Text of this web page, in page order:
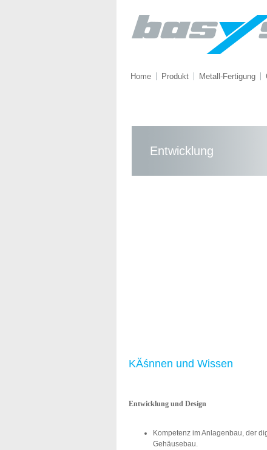
Home Produkt Metall-Fertigung
Entwicklung
KĂśnnen und Wissen
Entwicklung und Design
Kompetenz im Anlagenbau, der
Gehäusebau.